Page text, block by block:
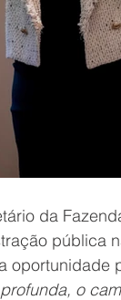
da
pública
oportunidade
profunda, o